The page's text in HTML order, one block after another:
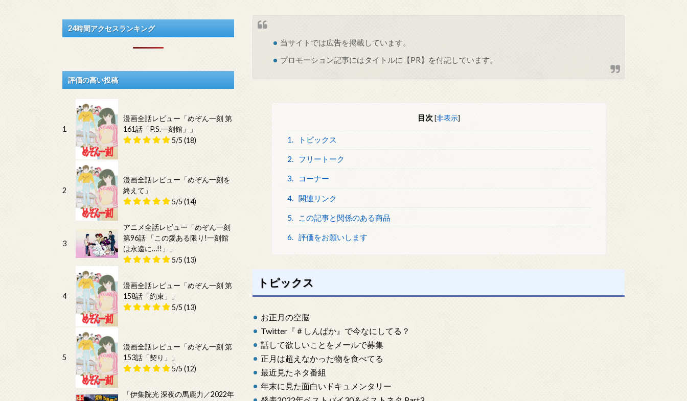
当サイトでは広告を掲載しています。
プロモーション記事にはタイトルに【PR】を付記しています。
目次 [非表示]
1. トピックス
2. フリートーク
3. コーナー
4. 関連リンク
5. この記事と関係のある商品
6. 評価をお願いします
トピックス
お正月の空脳
Twitter『＃しんばか』で今なにしてる？
話して欲しいことをメールで募集
正月は超えなかった物を食べてる
最近見たネタ番組
年末に見た面白いドキュメンタリー
24時間アクセスランキング
評価の高い投稿
1
漫画全話レビュー「めぞん一刻 第
161話「P.S.一刻館」」
5/5 (18)
2
漫画全話レビュー「めぞん一刻を
終えて」
5/5 (14)
3
アニメ全話レビュー「めぞん一刻
第96話 「この愛ある限り!一刻館
は永遠に…!!」」
5/5 (13)
4
漫画全話レビュー「めぞん一刻 第
158話「約束」」
5/5 (13)
5
漫画全話レビュー「めぞん一刻 第
153話「契り」」
5/5 (12)
「伊集院光 深夜の馬鹿力／2022年